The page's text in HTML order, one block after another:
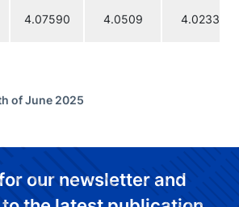
4.07590 4.0509 4.0233
of June 2025
our newsletter and